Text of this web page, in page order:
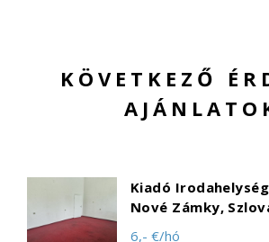
KÖVETKEZŐ
Kiadó
Nové Zámky,
6,- €/hó